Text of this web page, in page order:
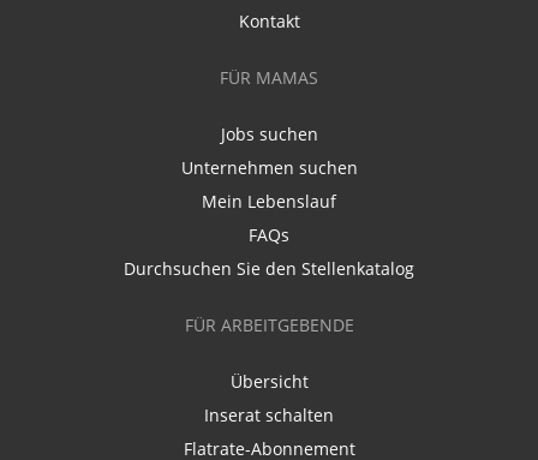
Kontakt
FÜR MAMAS
Jobs suchen
Unternehmen suchen
Mein Lebenslauf
FAQs
Durchsuchen Sie den Stellenkatalog
FÜR ARBEITGEBENDE
Übersicht
Inserat schalten
Flatrate-Abonnement